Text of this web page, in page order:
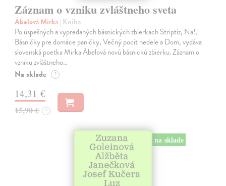
Záznam o vzniku zvláštneho sveta
Ábelová Mirka| Kniha
Po úspešných a vypredaných básnických zbierkach Striptíz, Na!,
Básničky pre domáce paničky, Večný pocit nedele a Dom, vydáva
slovenská poetka Mirka Ábelová novú básnickú zbierku. Záznam o
vzniku zvláštneho…
Na sklade ?
14,31 €
15,90 € ?
na sklade